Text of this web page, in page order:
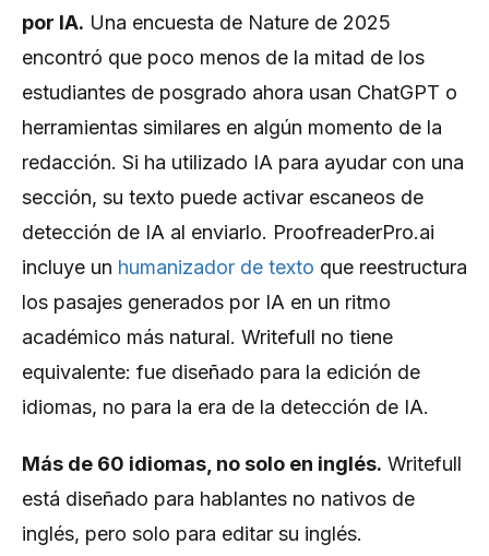
por IA. Una encuesta de Nature de 2025
encontró que poco menos de la mitad de los
estudiantes de posgrado ahora usan ChatGPT o
herramientas similares en algún momento de la
redacción. Si ha utilizado IA para ayudar con una
sección, su texto puede activar escaneos de
detección de IA al enviarlo. ProofreaderPro.ai
incluye un humanizador de texto que reestructura
los pasajes generados por IA en un ritmo
académico más natural. Writefull no tiene
equivalente: fue diseñado para la edición de
idiomas, no para la era de la detección de IA.
Más de 60 idiomas, no solo en inglés. Writefull
está diseñado para hablantes no nativos de
inglés, pero solo para editar su inglés.